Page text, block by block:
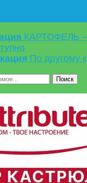
КАРТОФЕЛЬ
По другому
Поиск